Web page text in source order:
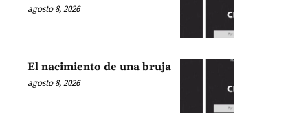
agosto 8, 2026
El nacimiento de una bruja
agosto 8, 2026